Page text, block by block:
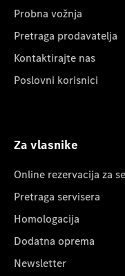
Probna vožnja
Pretraga prodavatelja
Kontaktirajte nas
Poslovni korisnici
Za vlasnike
Online rezervacija za
Pretraga servisera
Homologacija
Dodatna oprema
Newsletter